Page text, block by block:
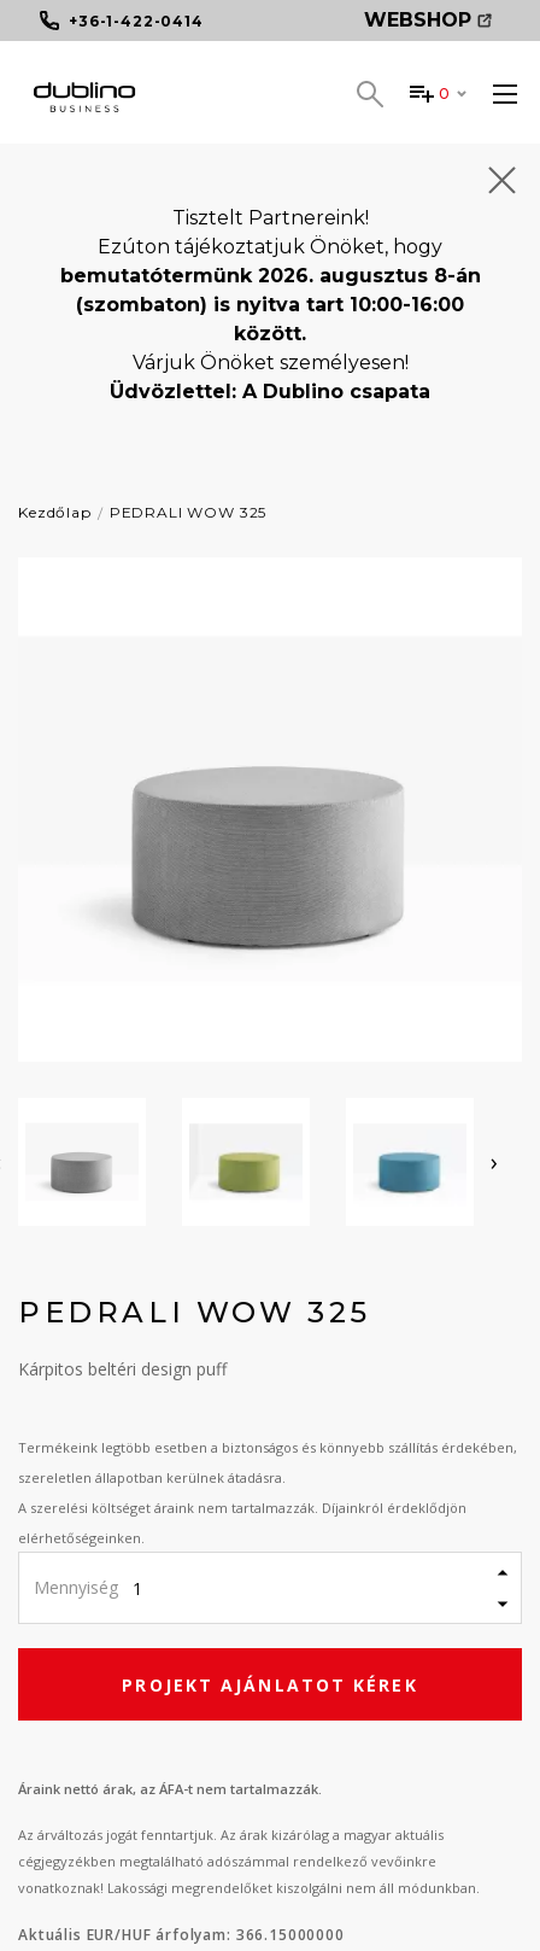
+36-1-422-0414 WEBSHOP
0
Tisztelt Partnereink!
Ezúton tájékoztatjuk Önöket, hogy
bemutatótermünk 2026. augusztus 8-án
(szombaton) is nyitva tart 10:00-16:00
között.
Várjuk Önöket személyesen!
Üdvözlettel: A Dublino csapata
Kezdőlap PEDRALI WOW 325
›
PEDRALI WOW 325
Kárpitos beltéri design puff
Termékeink legtöbb esetben a biztonságos és könnyebb szállítás érdekében,
szereletlen állapotban kerülnek átadásra.
A szerelési költséget áraink nem tartalmazzák. Díjainkról érdeklődjön
elérhetőségeinken.
Mennyiség
PROJEKT AJÁNLATOT KÉREK
Áraink nettó árak, az ÁFA-t nem tartalmazzák.
Az árváltozás jogát fenntartjuk. Az árak kizárólag a magyar aktuális
cégjegyzékben megtalálható adószámmal rendelkező vevőinkre
vonatkoznak! Lakossági megrendelőket kiszolgálni nem áll módunkban.
Aktuális EUR/HUF árfolyam: 366.15000000